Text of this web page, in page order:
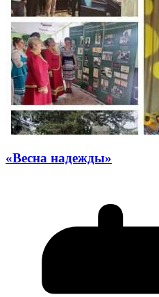
«Весна надежды»